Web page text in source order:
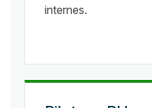
internes.